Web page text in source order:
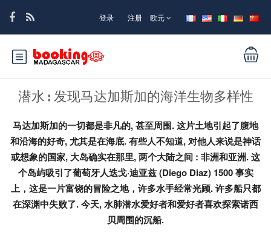
登录 注册 欧元
潜水 : 发现马达加斯加的海洋生物多样性
马达加斯加的一切都是非凡的, 甚至周围. 这片土地引起了腹地
和沿海的好奇, 尤其是在海底. 有些人不知道, 对他人来说是神话
或想象的国家, 大岛确实在那里, 两个大陆之间 : 非洲和亚洲. 这
个岛屿吸引了葡萄牙人迭戈·迪亚兹 (Diego Diaz) 1500 事实
上，这是一片富饶的冒险之地，许多水手经常光顾. 许多船只都
在深渊中失败了. 今天, 水肺潜水爱好者和爱好者喜欢探索诺西
贝周围的沉船.